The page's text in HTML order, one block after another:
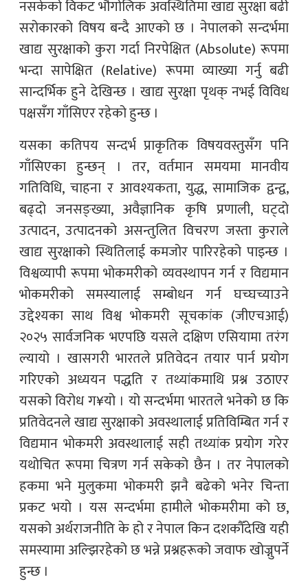
नसकेको विकट भौगोलिक अवस्थितिमा खाद्य सुरक्षा बढी
सरोकारको विषय बन्दै आएको छ । नेपालको सन्दर्भमा
खाद्य सुरक्षाको कुरा गर्दा निरपेक्षित (Absolute) रूपमा
भन्दा सापेक्षित (Relative) रूपमा व्याख्या गर्नु बढी
सान्दर्भिक हुने देखिन्छ । खाद्य सुरक्षा पृथक् नभई विविध
पक्षसँग गाँसिएर रहेको हुन्छ ।
यसका कतिपय सन्दर्भ प्राकृतिक विषयवस्तुसँग पनि
गाँसिएका हुन्छन् । तर, वर्तमान समयमा मानवीय
गतिविधि, चाहना र आवश्यकता, युद्ध, सामाजिक द्वन्द्व,
बढ्दो जनसङ्ख्या, अवैज्ञानिक कृषि प्रणाली, घट्दो
उत्पादन, उत्पादनको असन्तुलित विचरण जस्ता कुराले
खाद्य सुरक्षाको स्थितिलाई कमजोर पारिरहेको पाइन्छ ।
विश्वव्यापी रूपमा भोकमरीको व्यवस्थापन गर्न र विद्यमान
भोकमरीको समस्यालाई सम्बोधन गर्न घच्घच्याउने
उद्देश्यका साथ विश्व भोकमरी सूचकांक (जीएचआई)
२०२५ सार्वजनिक भएपछि यसले दक्षिण एसियामा तरंग
ल्यायो । खासगरी भारतले प्रतिवेदन तयार पार्न प्रयोग
गरिएको अध्ययन पद्धति र तथ्यांकमाथि प्रश्न उठाएर
यसको विरोध ग¥यो । यो सन्दर्भमा भारतले भनेको छ कि
प्रतिवेदनले खाद्य सुरक्षाको अवस्थालाई प्रतिविम्बित गर्न र
विद्यमान भोकमरी अवस्थालाई सही तथ्यांक प्रयोग गरेर
यथोचित रूपमा चित्रण गर्न सकेको छैन । तर नेपालको
हकमा भने मुलुकमा भोकमरी झनै बढेको भनेर चिन्ता
प्रकट भयो । यस सन्दर्भमा हामीले भोकमरीमा को छ,
यसको अर्थराजनीति के हो र नेपाल किन दशकौँदेखि यही
समस्यामा अल्झिरहेको छ भन्ने प्रश्नहरूको जवाफ खोज्नुपर्ने
हुन्छ ।